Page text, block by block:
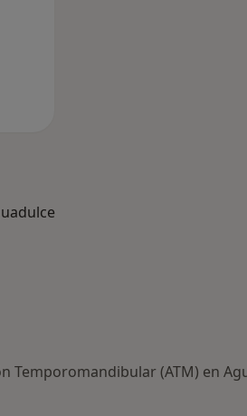
Temporomandibular (ATM) en